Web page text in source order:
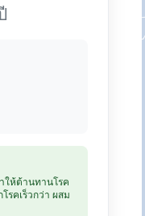
ให้ต้านทานโรค
รคเร็วกว่า ผสม